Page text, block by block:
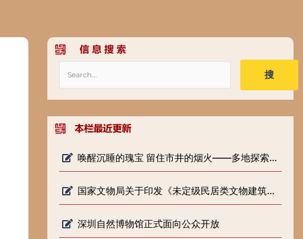
搜
唤醒沉睡的瑰宝 留住市井的烟火——多地探索低级别文物保护新路径
国家文物局关于印发《未定级民居类文物建筑修缮审批工作指引（试行）》的通知
深圳自然博物馆正式面向公众开放